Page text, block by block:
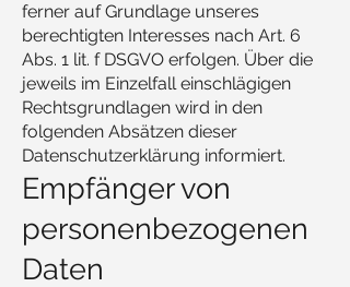
ferner auf Grundlage unseres
berechtigten Interesses nach Art. 6
Abs. 1 lit. f DSGVO erfolgen. Über die
jeweils im Einzelfall einschlägigen
Rechtsgrundlagen wird in den
folgenden Absätzen dieser
Datenschutzerklärung informiert.
Empfänger von
personenbezogenen
Daten